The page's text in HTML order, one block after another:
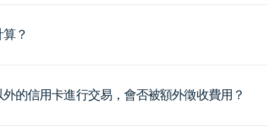
？
的信用卡進行交易，會否被額外徵收費用？